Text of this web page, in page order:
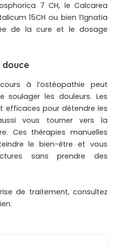
7 CH, le Calcarea
15CH ou bien l’Ignatia
de la cure et le dosage
douce
à l’ostéopathie peut
soulager les douleurs. Les
efficaces pour détendre les
vous tourner vers la
Ces thérapies manuelles
le bien-être et vous
sans prendre des
de traitement, consultez